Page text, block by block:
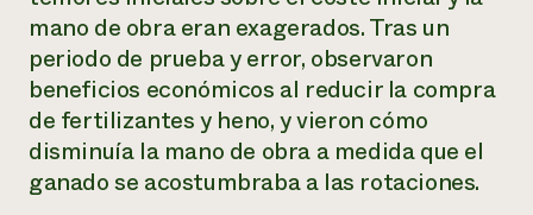
mano de obra eran exagerados. Tras un
periodo de prueba y error, observaron
beneficios económicos al reducir la compra
de fertilizantes y heno, y vieron cómo
disminuía la mano de obra a medida que el
ganado se acostumbraba a las rotaciones.